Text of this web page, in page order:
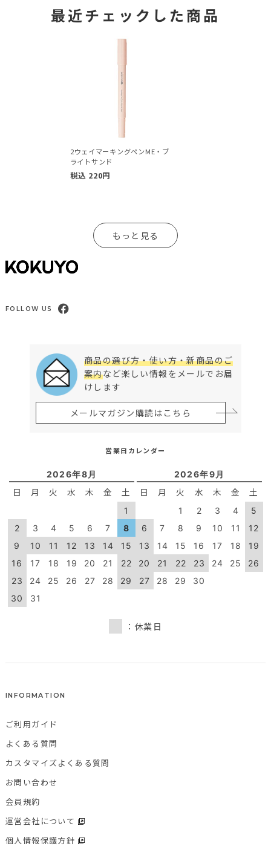
最近チェックした商品
2ウェイマーキングペンME・ブ
ライトサンド
税込 220円
もっと見る
FOLLOW US
商品の選び方・使い方・新商品のご
案内など楽しい情報をメールでお届
けします
メールマガジン購読はこちら
営業日カレンダー
2026年8月
日 月 火 水 木 金 土
1
2
3 4 5 6 7
8
9
10 11 12 13 14
15
16
17 18 19 20 21
22
23
24 25 26 27 28
29
30
31
2026年9月
日 月 火 水 木 金 土
1 2 3 4
5
6
7 8 9 10 11
12
13
14 15 16 17 18
19
20
21 22 23 24 25
26
27
28 29 30
：休業日
INFORMATION
ご利用ガイド
よくある質問
カスタマイズよくある質問
お問い合わせ
会員規約
運営会社について
個人情報保護方針